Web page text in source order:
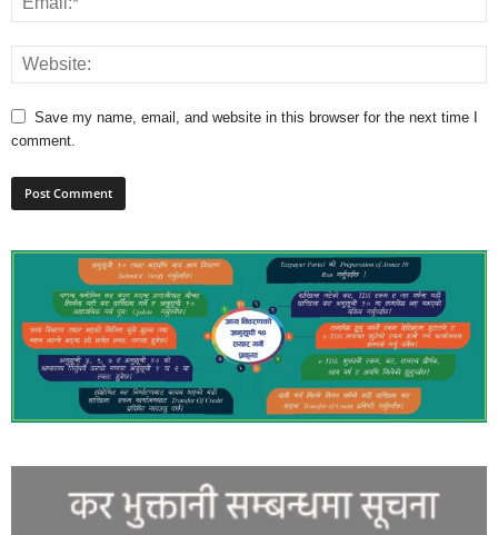
Save my name, email, and website in this browser for the next time I
comment.